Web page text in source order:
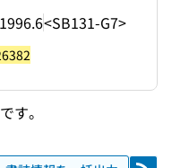
1996.6<SB131-G7>
す。